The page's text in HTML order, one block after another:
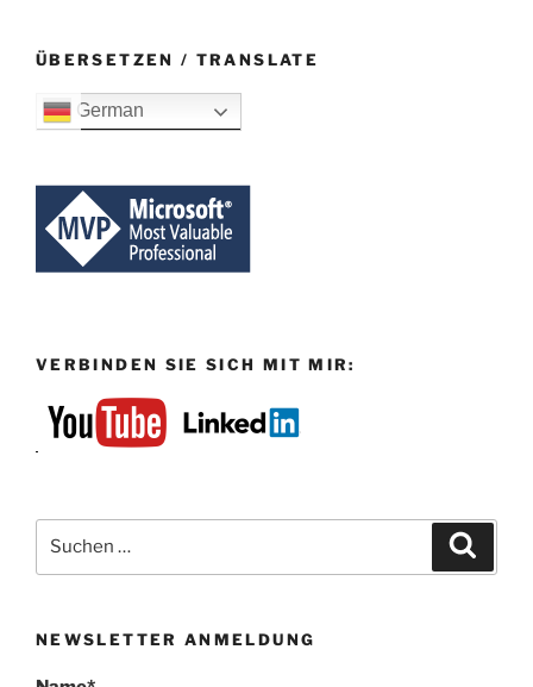
ÜBERSETZEN / TRANSLATE
German
VERBINDEN SIE SICH MIT MIR:
nach:
NEWSLETTER ANMELDUNG